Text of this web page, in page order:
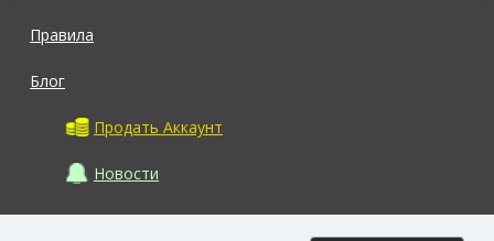
Правила
Блог
Продать Аккаунт
Новости